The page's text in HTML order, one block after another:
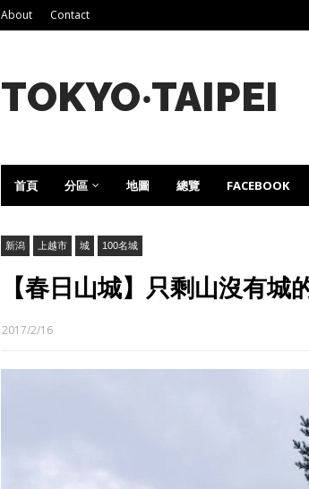
About Contact
TOKYO‧TAIPEI
首頁 分區 地圖 總覽 FACEBOOK
新潟 上越市 城 100名城
【春日山城】只剩山沒有
2017/2/16